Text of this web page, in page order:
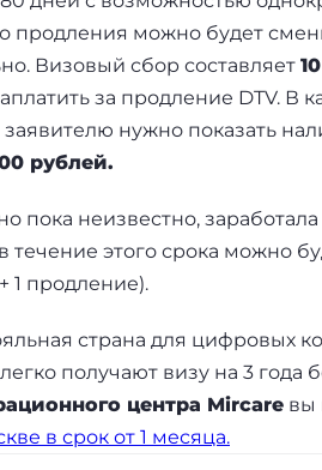
продления можно будет
Визовый сбор составляет
за продление DTV. В
нужно показать
рублей.
пока неизвестно,
течение этого срока можно
1 продление).
страна для цифровых
получают визу на 3 года
центра Mircare вы
в срок от 1 месяца.